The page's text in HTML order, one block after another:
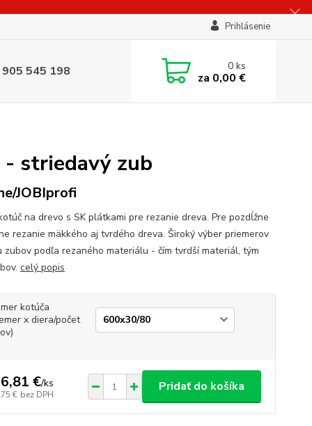
Prihlásenie
545 198 0ks
za 0,00 €
striedavý zub
JOBIprofi
na drevo s SK plátkami pre rezanie dreva. Pre pozdĺžne
rezanie mäkkého aj tvrdého dreva. Široký výber priemerov
zubov podľa rezaného materiálu - čím tvrdší materiál, tým
celý popis
kotúča
x diera/počet
€/ks
€ bez DPH
Pridať do košíka